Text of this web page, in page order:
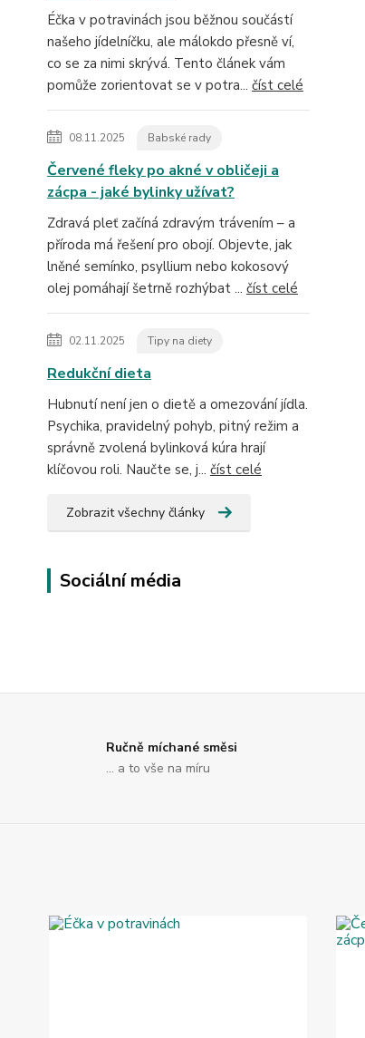
Éčka v potravinách jsou běžnou součástí
našeho jídelníčku, ale málokdo přesně ví,
co se za nimi skrývá. Tento článek vám
pomůže zorientovat se v potra... číst celé
08.11.2025 Babské rady
Červené fleky po akné v obličeji a
zácpa - jaké bylinky užívat?
Zdravá pleť začíná zdravým trávením – a
příroda má řešení pro obojí. Objevte, jak
lněné semínko, psyllium nebo kokosový
olej pomáhají šetrně rozhýbat ... číst celé
02.11.2025 Tipy na diety
Redukční dieta
Hubnutí není jen o dietě a omezování jídla.
Psychika, pravidelný pohyb, pitný režim a
správně zvolená bylinková kúra hrají
klíčovou roli. Naučte se, j... číst celé
Zobrazit všechny články
Sociální média
Ručně míchané směsi
... a to vše na míru